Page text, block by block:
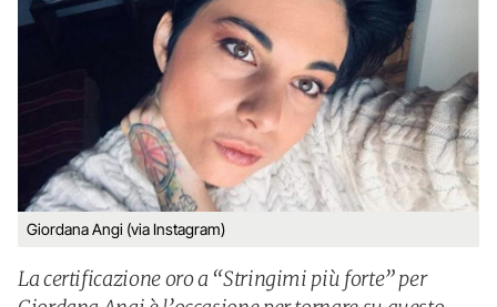
Giordana Angi (via Instagram)
La certificazione oro a “Stringimi più forte” per